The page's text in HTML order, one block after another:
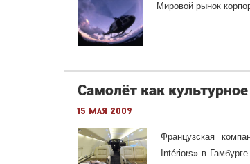
Мировой рынок
Самолёт как
15 мая 2009
Французская
Intériors» в